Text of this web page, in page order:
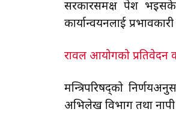
सरकारसमक्ष पेश
कार्यान्वयनलाई
रावल आयोगको प्रतिवेदन
मन्त्रिपरिषद्को
अभिलेख विभाग तथा नापी